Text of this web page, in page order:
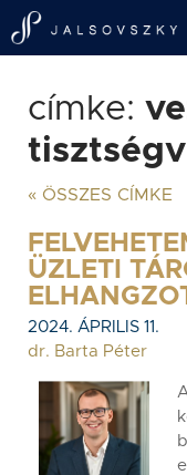
címke:
« ÖSSZES CÍMKE
ÜZLETI
2024. ÁPRILIS 11.
dr. Barta Péter